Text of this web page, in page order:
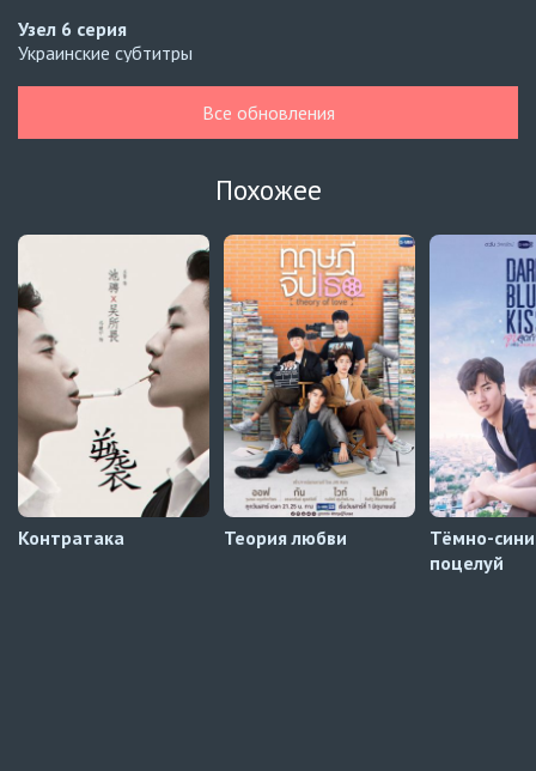
Узел 6 серия
Украинские субтитры
Автосабы русские / украинские
Кризис влюблённости в классе4 серия
Кризис влюблённости в классе3 серия
Автосабы русские / украинские
Давай немного подождём, Харутора-кун1 серия
Превью
Все обновления
Похожее
Контратака Теория любви
Тёмно-
поцелуй